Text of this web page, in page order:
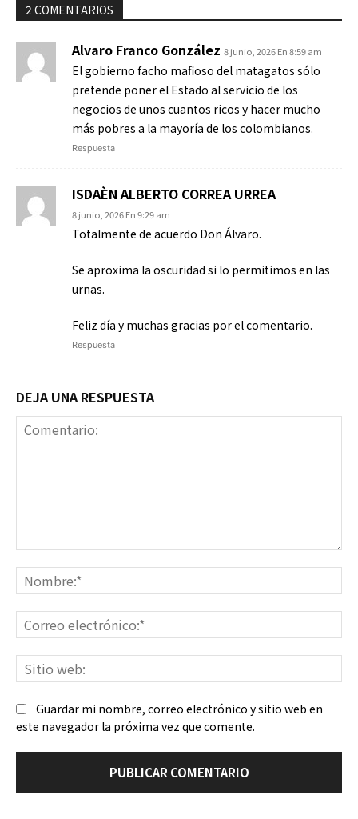
2 COMENTARIOS
Alvaro Franco González 8 junio, 2026 En 8:59 am
El gobierno facho mafioso del matagatos sólo
pretende poner el Estado al servicio de los
negocios de unos cuantos ricos y hacer mucho
más pobres a la mayoría de los colombianos.
Respuesta
ISDAÈN ALBERTO CORREA URREA
8 junio, 2026 En 9:29 am
Totalmente de acuerdo Don Álvaro.
Se aproxima la oscuridad si lo permitimos en las
urnas.
Feliz día y muchas gracias por el comentario.
Respuesta
DEJA UNA RESPUESTA
Guardar mi nombre, correo electrónico y sitio web en
este navegador la próxima vez que comente.